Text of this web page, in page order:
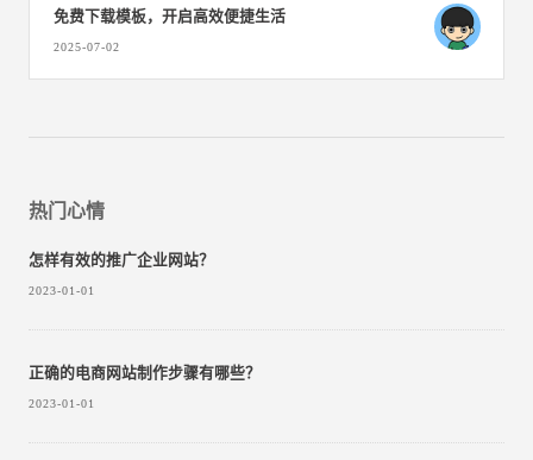
免费下载模板，开启高效便捷生活
2025-07-02
热门心情
怎样有效的推广企业网站？
2023-01-01
正确的电商网站制作步骤有哪些？
2023-01-01